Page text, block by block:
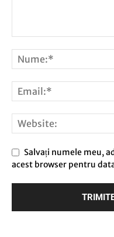
Salvați numele meu,
acest browser pentru